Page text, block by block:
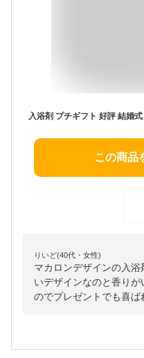
この商品
りいど(40代・女性)
マカロンデザインの入
いデザインなのと香り
のでプレゼントでも喜ば